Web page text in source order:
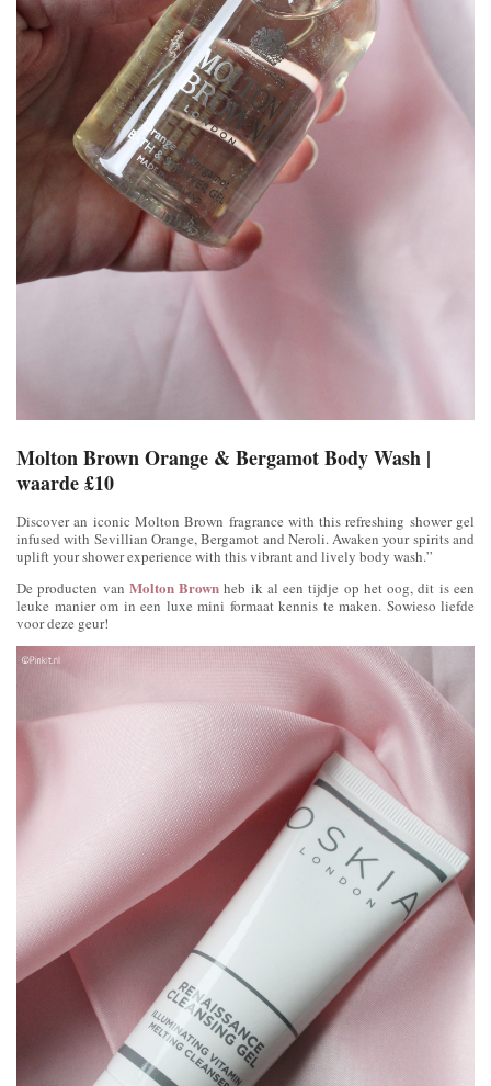
Molton Brown Orange & Bergamot Body Wash |
waarde £10
Discover an iconic Molton Brown fragrance with this refreshing shower gel
infused with Sevillian Orange, Bergamot and Neroli. Awaken your spirits and
uplift your shower experience with this vibrant and lively body wash.”
De producten van Molton Brown heb ik al een tijdje op het oog, dit is een
leuke manier om in een luxe mini formaat kennis te maken. Sowieso liefde
voor deze geur!